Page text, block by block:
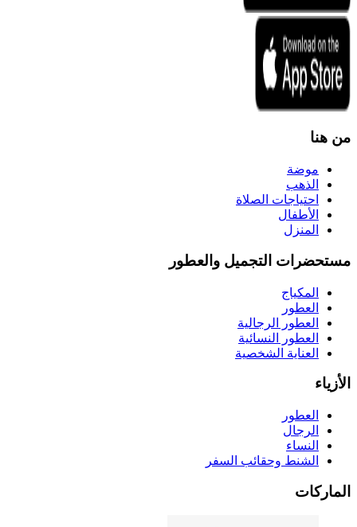
من هنا
موضة
الذهب
احتياجات الصلاة
الأطفال
المنزل
مستحضرات التجميل والعطور
المكياج
العطور
العطور الرجالية
العطور النسائية
العناية الشخصية
الأزياء
العطور
الرجال
النساء
الشنط وحقائب السفر
الماركات